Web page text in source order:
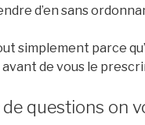
d’en sans
simplement parce
de vous le
questions on